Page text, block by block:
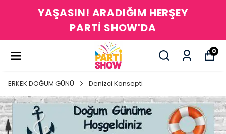
YAŞASIN! ARADIĞIM HERŞEY
PARTİ SHOW'DA
0
ERKEK DOĞUM GÜNÜ Denizci Konsepti